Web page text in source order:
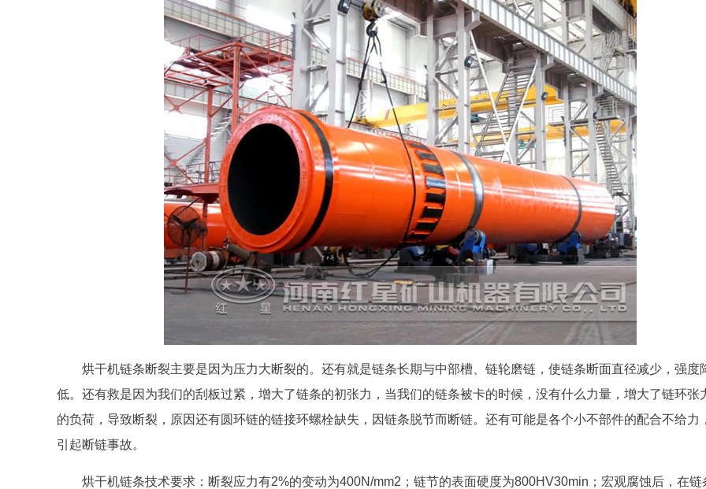
烘干机链条断裂主要是因为压力大断裂的。还有就是链条长期与中部槽、链轮磨链，使链条断面直径减少，强度
低。还有救是因为我们的刮板过紧，增大了链条的初张力，当我们的链条被卡的时候，没有什么力量，增大了链环张
的负荷，导致断裂，原因还有圆环链的链接环螺栓缺失，因链条脱节而断链。还有可能是各个小不部件的配合不给力，
引起断链事故。
烘干机链条技术要求：断裂应力有2%的变动为400N/mm2；链节的表面硬度为800HV30min；宏观腐蚀后，在链